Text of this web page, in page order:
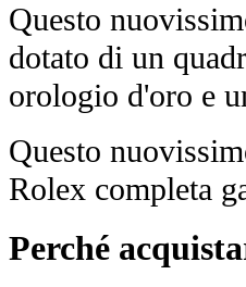
Questo
dotato di un
orologio d'oro e
Questo
Rolex completa
Perché